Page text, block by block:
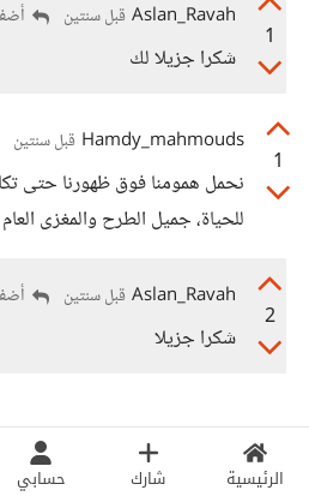
الرئيسية شارك حسابي
1
Aslan_Ravah قبل سنتين
شكرا جزيلا لك
1
Hamdy_mahmouds قبل سنتين
نحمل همومنا فوق ظهورنا حتى
للحياة، جميل الطرح والمغزى
2
Aslan_Ravah قبل سنتين
شكرا جزيلا